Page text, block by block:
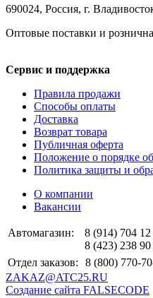
690024, Россия, г.
Оптовые поставки и
Сервис и поддержка
Правила продажи
Способы оплаты
Доставка
Возврат товара
Публичная оферта
Положение о порядке
Политика защиты и
О компании
Вакансии
Автомагазин:
8 (914) 704 12
8 (423) 238 90
Отдел заказов:
8 (800) 770-
ZAKAZ@ATC25.RU
Создание сайта FALSECODE